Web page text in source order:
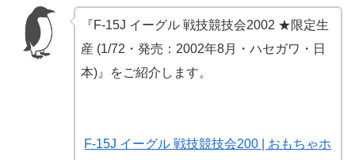
『F-15J イーグル 戦技競技会2002 ★限定生
産 (1/72・発売：2002年8月・ハセガワ・日
本)』をご紹介します。
F-15J イーグル 戦技競技会200 | おもちゃホ